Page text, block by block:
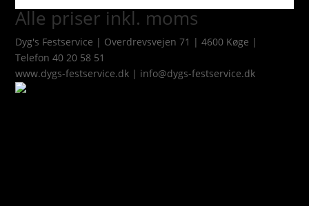
Alle priser inkl. moms
Dyg's Festservice | Overdrevsvejen 71 | 4600 Køge |
Telefon 40 20 58 51
www.dygs-festservice.dk | info@dygs-festservice.dk